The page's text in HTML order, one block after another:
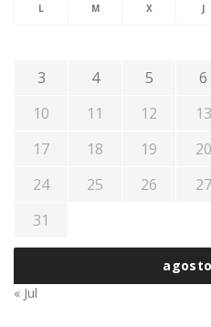
L M X J
3
4 5 6
10
11 12 13
17
18 19 20
24
25 26 27
31
« Jul